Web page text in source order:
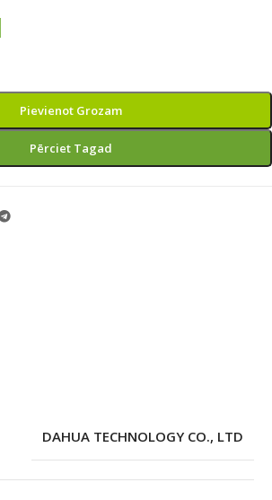
Pievienot Grozam
Pērciet Tagad
DAHUA TECHNOLOGY CO., LTD